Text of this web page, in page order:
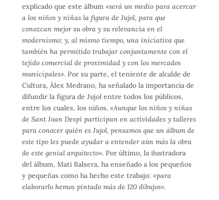
explicado que este álbum «será un medio para acercar
a los niños y niñas la figura de Jujol, para que
conozcan mejor su obra y su relevancia en el
modernismo; y, al mismo tiempo, una iniciativa que
también ha permitido trabajar conjuntamente con el
tejido comercial de proximidad y con los mercados
municipales». Por su parte, el teniente de alcalde de
Cultura, Àlex Medrano, ha señalado la importancia de
difundir la figura de Jujol entre todos los públicos,
entre los cuales, los niños. «Aunque los niños y niñas
de Sant Joan Despí participan en actividades y talleres
para conocer quién es Jujol, pensamos que un álbum de
este tipo les puede ayudar a entender aún más la obra
de este genial arquitecto». Por último, la ilustradora
del álbum, Mati Balsera, ha enseñado a los pequeños
y pequeñas como ha hecho este trabajo: «para
elaborarlo hemos pintado más de 120 dibujos».